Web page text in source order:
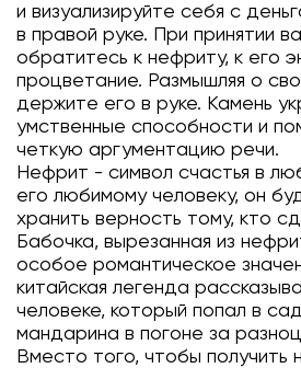
и визуализируйте себя с
в правой руке. При принятии
обратитесь к нефриту, к его
процветание. Размышляя о
держите его в руке. Камень
умственные способности и
четкую аргументацию речи.
Нефрит - символ счастья в
его любимому человеку, он
хранить верность тому, кто
Бабочка, вырезанная из
особое романтическое
китайская легенда
человеке, который попал в
мандарина в погоне за
Вместо того, чтобы получить